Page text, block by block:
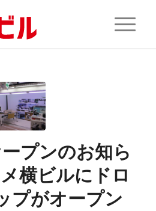
ープンのお知ら
横ビルにドロ
プがオープン